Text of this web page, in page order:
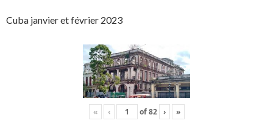
Cuba janvier et février 2023
« ‹ of82 › »